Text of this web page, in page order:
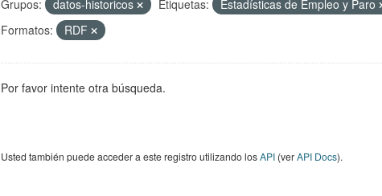
Grupos: datos-historicos Etiquetas:
Estadísticas de Empleo y Paro
Formatos:
RDF
Por favor intente otra búsqueda.
Usted también puede acceder a este registro utilizando losAPI(verAPI Docs).